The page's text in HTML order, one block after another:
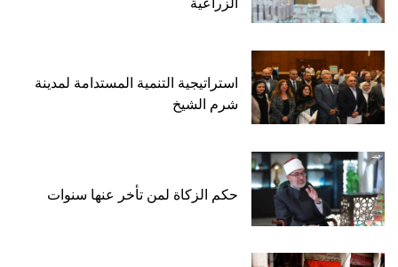
استراتيجية التنمية المستدامة لمدينة
شرم الشيخ
حكم الزكاة لمن تأخر عنها سنوات